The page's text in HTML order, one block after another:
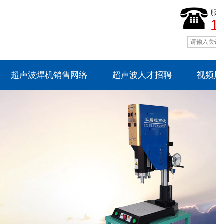
超声波焊机销售网络 超声波人才招聘 视频